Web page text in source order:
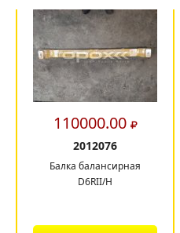
110000.00
2012076
Балка балансирная
D6RII/H